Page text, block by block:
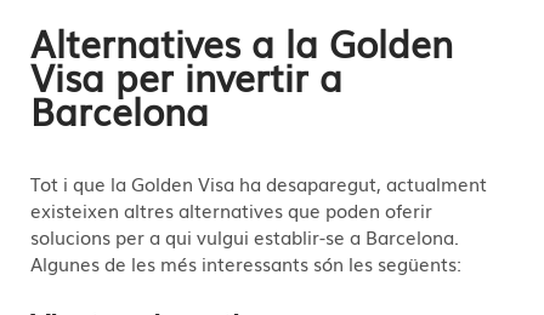
Alternatives a la Golden
Visa per invertir a
Barcelona
Tot i que la Golden Visa ha desaparegut, actualment
existeixen altres alternatives que poden oferir
solucions per a qui vulgui establir-se a Barcelona.
Algunes de les més interessants són les següents: